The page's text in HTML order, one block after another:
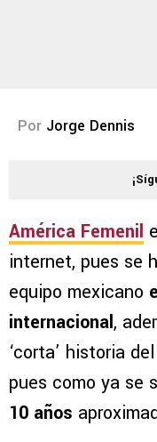
Por Jorge Dennis
América Femenil
internet, pues se
equipo mexicano
internacional,
‘corta’ historia
pues como ya se
10 años